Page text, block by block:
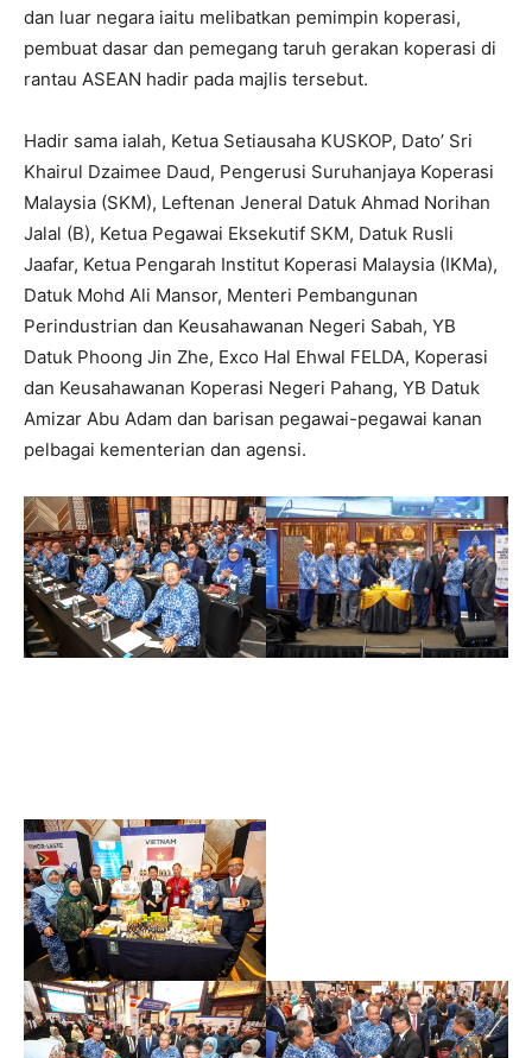
dan luar negara iaitu melibatkan pemimpin koperasi,
pembuat dasar dan pemegang taruh gerakan koperasi di
rantau ASEAN hadir pada majlis tersebut.
Hadir sama ialah, Ketua Setiausaha KUSKOP, Dato’ Sri
Khairul Dzaimee Daud, Pengerusi Suruhanjaya Koperasi
Malaysia (SKM), Leftenan Jeneral Datuk Ahmad Norihan
Jalal (B), Ketua Pegawai Eksekutif SKM, Datuk Rusli
Jaafar, Ketua Pengarah Institut Koperasi Malaysia (IKMa),
Datuk Mohd Ali Mansor, Menteri Pembangunan
Perindustrian dan Keusahawanan Negeri Sabah, YB
Datuk Phoong Jin Zhe, Exco Hal Ehwal FELDA, Koperasi
dan Keusahawanan Koperasi Negeri Pahang, YB Datuk
Amizar Abu Adam dan barisan pegawai-pegawai kanan
pelbagai kementerian dan agensi.